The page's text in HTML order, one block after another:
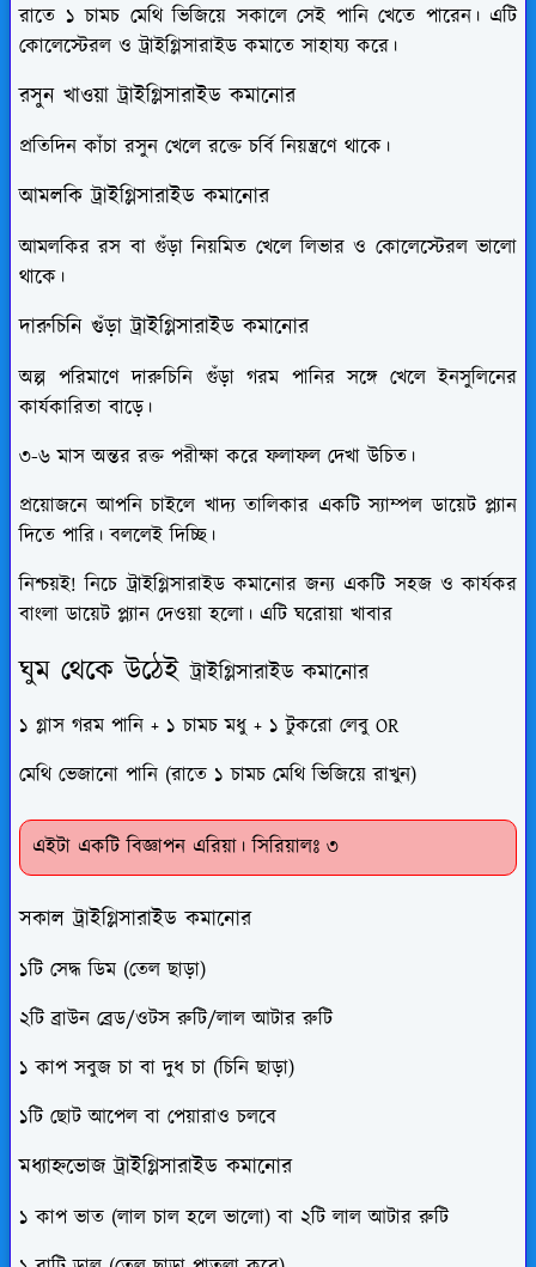
রাতে ১ চামচ মেথি ভিজিয়ে সকালে সেই পানি খেতে পারেন। এটি
কোলেস্টেরল ও ট্রাইগ্লিসারাইড কমাতে সাহায্য করে।
রসুন খাওয়াট্রাইগ্লিসারাইড কমানোর
প্রতিদিন কাঁচা রসুন খেলে রক্তে চর্বি নিয়ন্ত্রণে থাকে।
আমলকিট্রাইগ্লিসারাইড কমানোর
আমলকির রস বা গুঁড়া নিয়মিত খেলে লিভার ও কোলেস্টেরল ভালো
থাকে।
দারুচিনি গুঁড়াট্রাইগ্লিসারাইড কমানোর
অল্প পরিমাণে দারুচিনি গুঁড়া গরম পানির সঙ্গে খেলে ইনসুলিনের
কার্যকারিতা বাড়ে।
৩-৬ মাস অন্তর রক্ত পরীক্ষা করে ফলাফল দেখা উচিত।
প্রয়োজনে আপনি চাইলে খাদ্য তালিকার একটি স্যাম্পল ডায়েট প্ল্যান
দিতে পারি। বললেই দিচ্ছি।
নিশ্চয়ই! নিচে ট্রাইগ্লিসারাইড কমানোর জন্য একটি সহজ ও কার্যকর
বাংলা ডায়েট প্ল্যান দেওয়া হলো। এটি ঘরোয়া খাবার
ঘুম থেকে উঠেইট্রাইগ্লিসারাইড কমানোর
১ গ্লাস গরম পানি + ১ চামচ মধু + ১ টুকরো লেবু OR
মেথি ভেজানো পানি (রাতে ১ চামচ মেথি ভিজিয়ে রাখুন)
এইটা একটি বিজ্ঞাপন এরিয়া। সিরিয়ালঃ ৩
সকালট্রাইগ্লিসারাইড কমানোর
১টি সেদ্ধ ডিম (তেল ছাড়া)
২টি ব্রাউন ব্রেড/ওটস রুটি/লাল আটার রুটি
১ কাপ সবুজ চা বা দুধ চা (চিনি ছাড়া)
১টি ছোট আপেল বা পেয়ারাও চলবে
মধ্যাহ্নভোজট্রাইগ্লিসারাইড কমানোর
১ কাপ ভাত (লাল চাল হলে ভালো) বা ২টি লাল আটার রুটি